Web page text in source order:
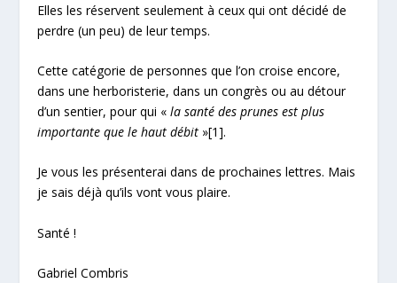
Elles les réservent seulement à ceux qui ont décidé de
perdre (un peu) de leur temps.
Cette catégorie de personnes que l’on croise encore,
dans une herboristerie, dans un congrès ou au détour
d’un sentier, pour qui «la santé des prunes est plus
importante que le haut débit »[1].
Je vous les présenterai dans de prochaines lettres. Mais
je sais déjà qu’ils vont vous plaire.
Santé !
Gabriel Combris